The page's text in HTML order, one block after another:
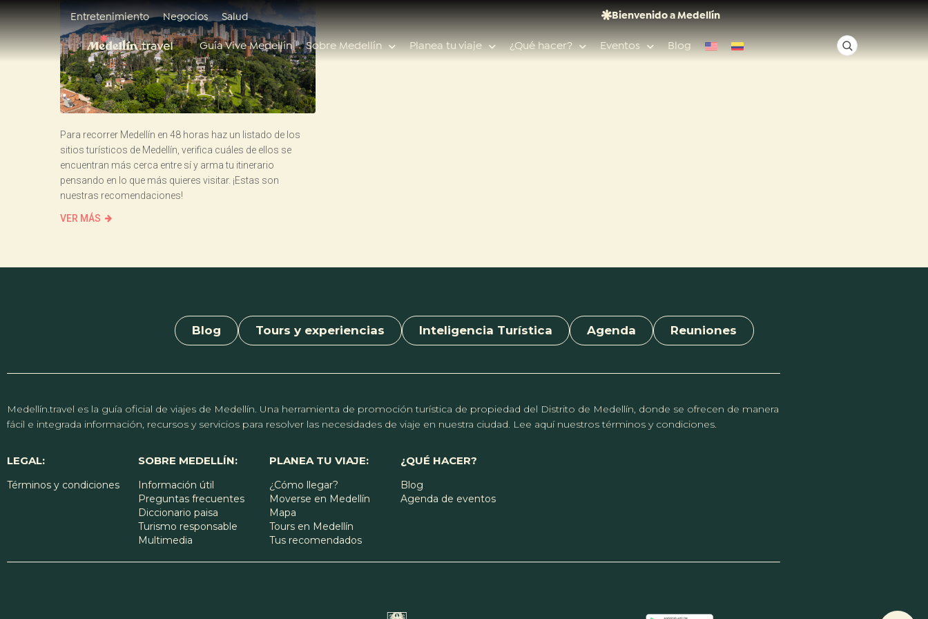
Entretenimiento Negocios Salud Bienvenido a Medellín
Guía Vive Medellín Sobre Medellín Planea tu viaje ¿Qué hacer? Eventos Blog
Para recorrer Medellín en 48 horas haz un listado de los
sitios turísticos de Medellín, verifica cuáles de ellos se
encuentran más cerca entre sí y arma tu itinerario
pensando en lo que más quieres visitar. ¡Estas son
nuestras recomendaciones!
VER MÁS
Blog Tours y experiencias Inteligencia Turística Agenda Reuniones
Medellín.travel es la guía oficial de viajes de Medellín. Una herramienta de promoción turística de propiedad del Distrito de Medellín, donde se ofrecen de manera
fácil e integrada información, recursos y servicios para resolver las necesidades de viaje en nuestra ciudad. Lee aquí nuestros términos y condiciones.
LEGAL:
Términos y condiciones
SOBRE MEDELLÍN:
Información útil
Preguntas frecuentes
Diccionario paisa
Turismo responsable
Multimedia
PLANEA TU VIAJE:
¿Cómo llegar?
Moverse en Medellín
Mapa
Tours en Medellín
Tus recomendados
¿QUÉ HACER?
Blog
Agenda de eventos